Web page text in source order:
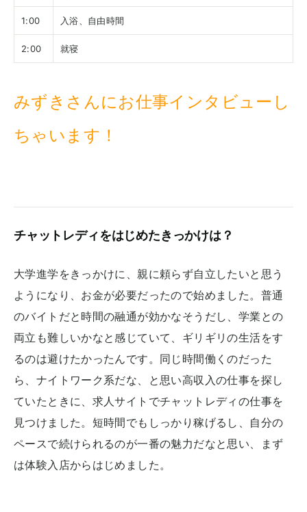
1:00 入浴、自由時間
2:00 就寝
みずきさんにお仕事インタビューし
ちゃいます！
チャットレディをはじめたきっかけは？
大学進学をきっかけに、親に頼らず自立したいと思う
ようになり、お金が必要だったので始めました。普通
のバイトだと時間の融通が効かなそうだし、学業との
両立も難しいかなと感じていて、ギリギリの生活をす
るのは避けたかったんです。同じ時間働くのだった
ら、ナイトワーク系だな、と思い高収入の仕事を探し
ていたときに、求人サイトでチャットレディの仕事を
見つけました。短時間でもしっかり稼げるし、自分の
ペースで続けられるのが一番の魅力だなと思い、まず
は体験入店からはじめました。